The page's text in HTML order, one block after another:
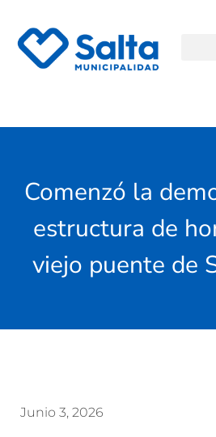
Comenzó la
estructura de
viejo puente de
Junio 3, 2026